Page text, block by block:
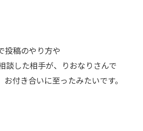
投稿のやり方や
談した相手が、りおなりさんで
付き合いに至ったみたいです。